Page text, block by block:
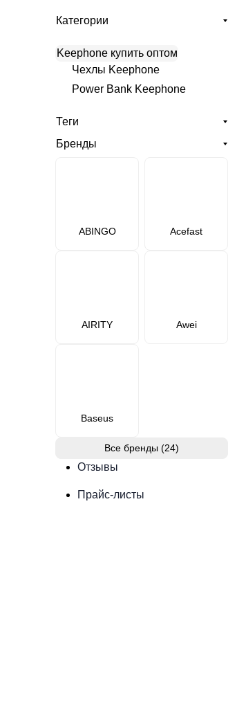
Категории
Keephone купить оптом
Чехлы Keephone
Power Bank Keephone
Теги
Бренды
ABINGO Acefast
AIRITY Awei
Baseus
Все бренды (24)
Отзывы
Прайс-листы